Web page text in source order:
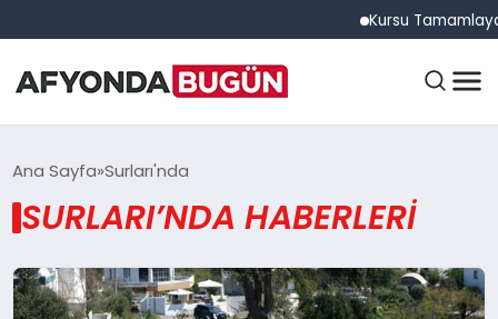
Kursu
ANASAYFA
Ana Sayfa Surları'nda
SURLARI’NDA HABERLERI